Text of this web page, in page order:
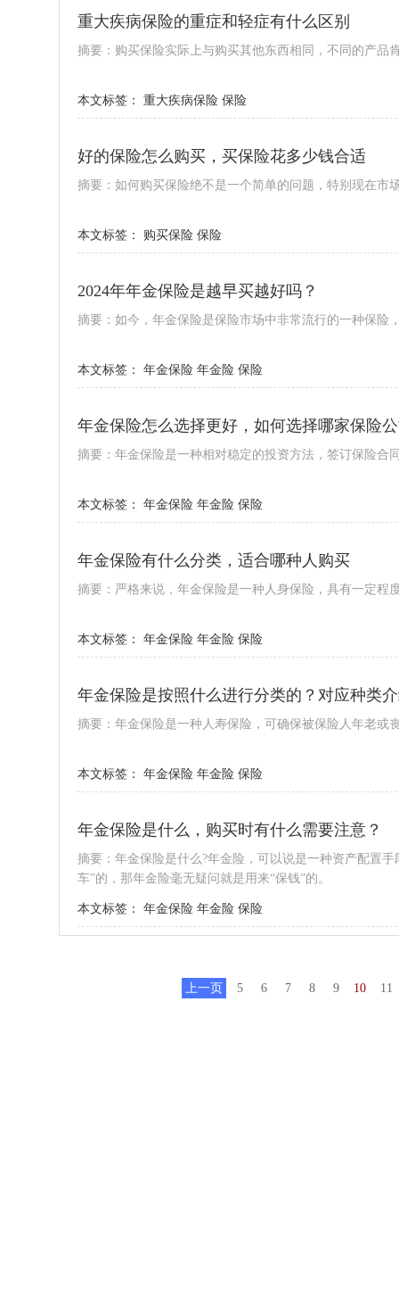
重大疾病保险的重症和轻症有什么区别
摘要：购买保险实际上与购买其他东西相同，不同的产品
本文标签： 重大疾病保险 保险
好的保险怎么购买，买保险花多少钱合适
摘要：如何购买保险绝不是一个简单的问题，特别现在市
本文标签： 购买保险 保险
2024年年金保险是越早买越好吗？
摘要：如今，年金保险是保险市场中非常流行的一种保险
本文标签： 年金保险 年金险 保险
年金保险怎么选择更好，如何选择哪家保险
摘要：年金保险是一种相对稳定的投资方法，签订保险合
本文标签： 年金保险 年金险 保险
年金保险有什么分类，适合哪种人购买
摘要：严格来说，年金保险是一种人身保险，具有一定程
本文标签： 年金保险 年金险 保险
年金保险是按照什么进行分类的？对应种类
摘要：年金保险是一种人寿保险，可确保被保险人年老或
本文标签： 年金保险 年金险 保险
年金保险是什么，购买时有什么需要注意？
摘要：年金保险是什么?年金险，可以说是一种资产配置
车”的，那年金险毫无疑问就是用来“保钱”的。
本文标签： 年金保险 年金险 保险
上一页 5 6 7 8 9 10 11